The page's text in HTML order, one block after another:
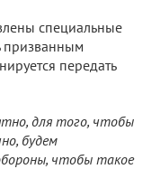
специальные
призванным
передать
для того, чтобы
будем
чтобы такое